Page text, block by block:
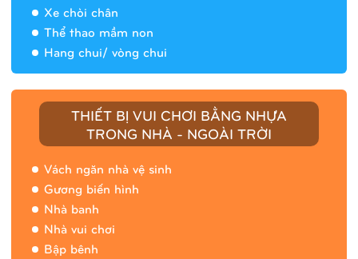
Xe chòi chân
Thể thao mầm non
Hang chui/ vòng chui
THIẾT BỊ VUI CHƠI BẰNG NHỰA
TRONG NHÀ - NGOÀI TRỜI
Vách ngăn nhà vệ sinh
Gương biến hình
Nhà banh
Nhà vui chơi
Bập bênh
Nhà banh 9H5408